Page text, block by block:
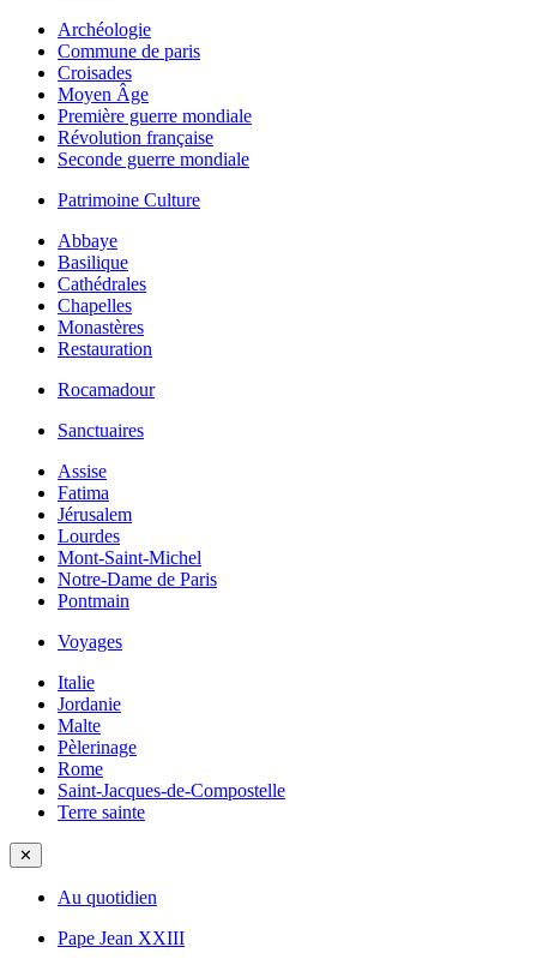
Archéologie
Commune de paris
Croisades
Moyen Âge
Première guerre mondiale
Révolution française
Seconde guerre mondiale
Patrimoine Culture
Abbaye
Basilique
Cathédrales
Chapelles
Monastères
Restauration
Rocamadour
Sanctuaires
Assise
Fatima
Jérusalem
Lourdes
Mont-Saint-Michel
Notre-Dame de Paris
Pontmain
Voyages
Italie
Jordanie
Malte
Pèlerinage
Rome
Saint-Jacques-de-Compostelle
Terre sainte
✕
Au quotidien
Pape Jean XXIII